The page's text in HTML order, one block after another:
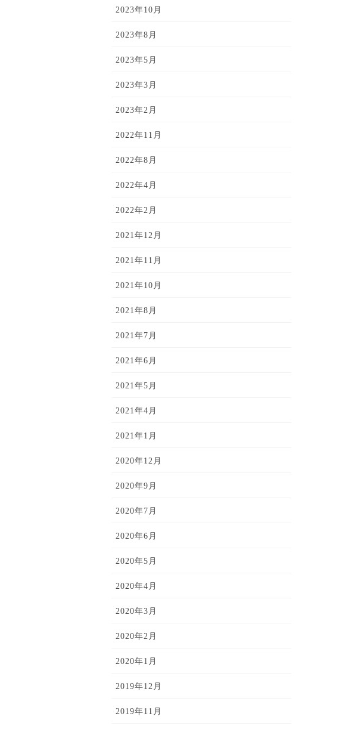
2023年10月
2023年8月
2023年5月
2023年3月
2023年2月
2022年11月
2022年8月
2022年4月
2022年2月
2021年12月
2021年11月
2021年10月
2021年8月
2021年7月
2021年6月
2021年5月
2021年4月
2021年1月
2020年12月
2020年9月
2020年7月
2020年6月
2020年5月
2020年4月
2020年3月
2020年2月
2020年1月
2019年12月
2019年11月